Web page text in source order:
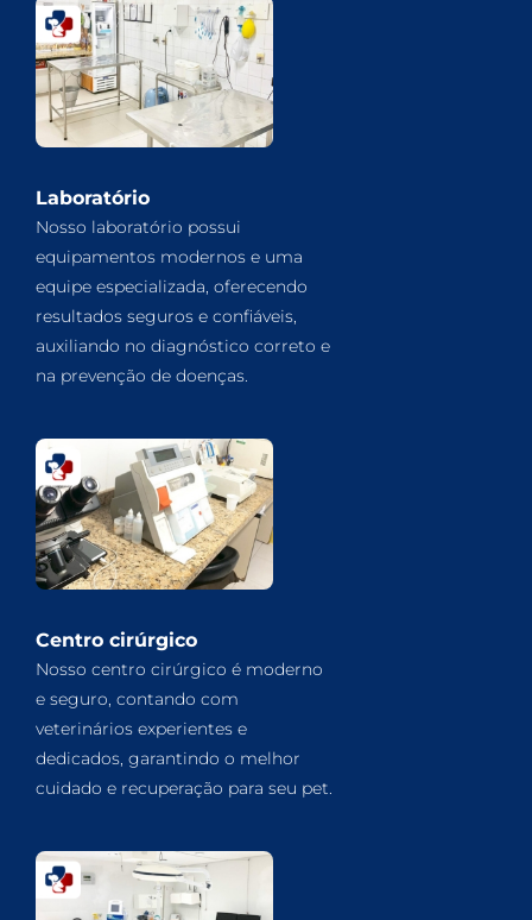
Laboratório
Nosso laboratório possui
equipamentos modernos e uma
equipe especializada, oferecendo
resultados seguros e confiáveis,
auxiliando no diagnóstico correto e
na prevenção de doenças.
Centro cirúrgico
Nosso centro cirúrgico é moderno
e seguro, contando com
veterinários experientes e
dedicados, garantindo o melhor
cuidado e recuperação para seu pet.